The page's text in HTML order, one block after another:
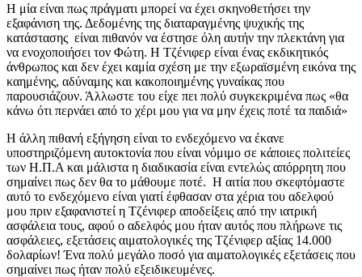
Η μία είναι πως πράγματι μπορεί να έχει σκηνοθετήσει την
εξαφάνιση της. Δεδομένης της διαταραγμένης ψυχικής της
κατάστασης είναι πιθανόν να έστησε όλη αυτήν την πλεκτάνη για
να ενοχοποιήσει τον Φώτη. Η Τζένιφερ είναι ένας εκδικητικός
άνθρωπος και δεν έχει καμία σχέση με την εξωραϊσμένη εικόνα της
καημένης, αδύναμης και κακοποιημένης γυναίκας που
παρουσιάζουν. Άλλωστε του είχε πει πολύ συγκεκριμένα πως «θα
κάνω ότι περνάει από το χέρι μου για να μην έχεις ποτέ τα παιδιά»
Η άλλη πιθανή εξήγηση είναι το ενδεχόμενο να έκανε
υποστηριζόμενη αυτοκτονία που είναι νόμιμο σε κάποιες πολιτείες
των Η.Π.Α και μάλιστα η διαδικασία είναι εντελώς απόρρητη που
σημαίνει πως δεν θα το μάθουμε ποτέ. Η αιτία που σκεφτόμαστε
αυτό το ενδεχόμενο είναι γιατί έφθασαν στα χέρια του αδελφού
μου πριν εξαφανιστεί η Τζένιφερ αποδείξεις από την ιατρική
ασφάλεια τους, αφού ο αδελφός μου ήταν αυτός που πλήρωνε τις
ασφάλειες, εξετάσεις αιματολογικές της Τζένιφερ αξίας 14.000
δολαρίων! Ένα πολύ μεγάλο ποσό για αιματολογικές εξετάσεις που
σημαίνει πως ήταν πολύ εξειδικευμένες.